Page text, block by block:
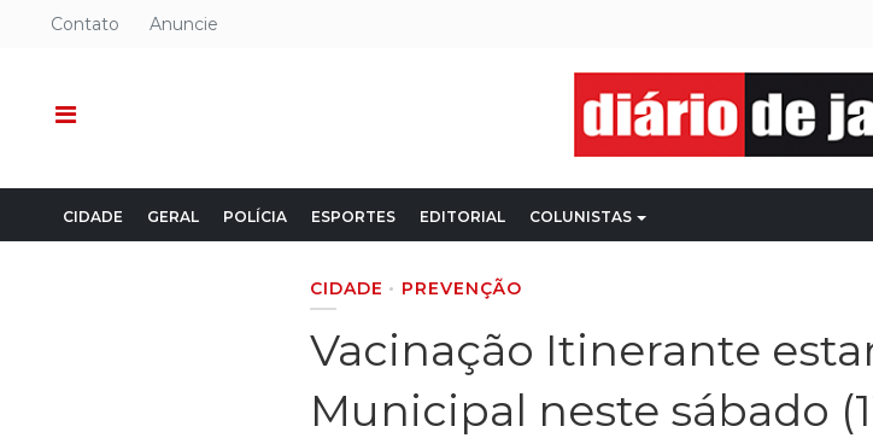
Contato Anuncie
CIDADE GERAL POLÍCIA ESPORTES EDITORIAL COLUNISTAS
CIDADE PREVENÇÃO
Vacinação Itinerante
Municipal neste sábado